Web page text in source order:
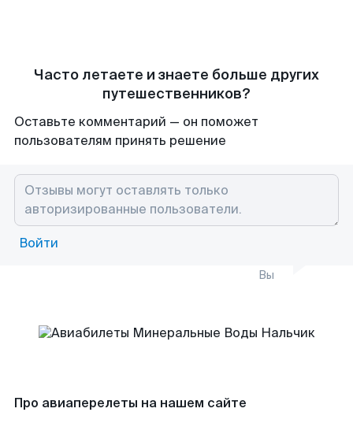
Часто летаете и знаете больше других
путешественников?
Оставьте комментарий — он поможет
пользователям принять решение
Войти
Вы
Про авиаперелеты на нашем сайте